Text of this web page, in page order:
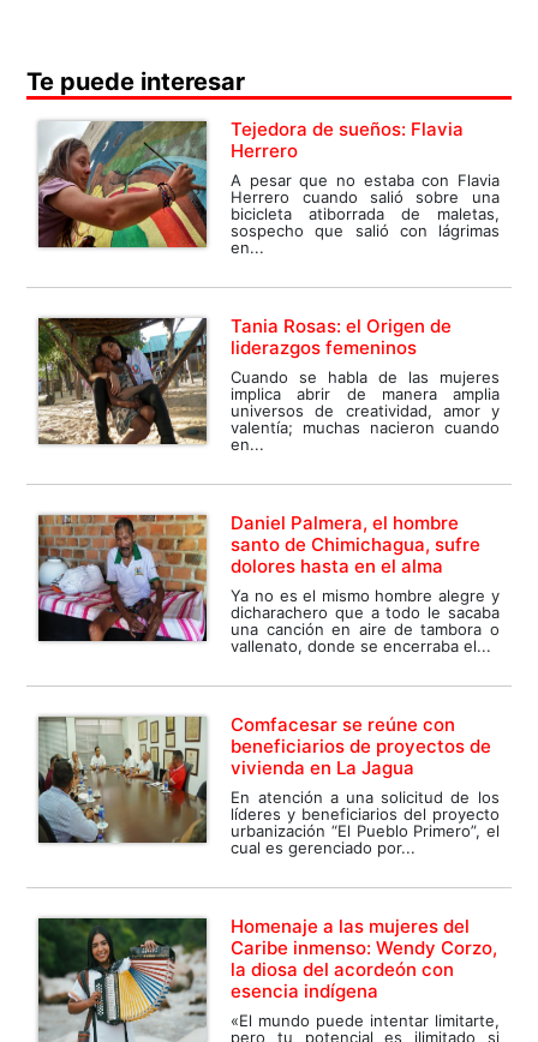
Te puede interesar
Tejedora de sueños: Flavia
Herrero
A pesar que no estaba con Flavia
Herrero cuando salió sobre una
bicicleta atiborrada de maletas,
sospecho que salió con lágrimas
en...
Tania Rosas: el Origen de
liderazgos femeninos
Cuando se habla de las mujeres
implica abrir de manera amplia
universos de creatividad, amor y
valentía; muchas nacieron cuando
en...
Daniel Palmera, el hombre
santo de Chimichagua, sufre
dolores hasta en el alma
Ya no es el mismo hombre alegre y
dicharachero que a todo le sacaba
una canción en aire de tambora o
vallenato, donde se encerraba el...
Comfacesar se reúne con
beneficiarios de proyectos de
vivienda en La Jagua
En atención a una solicitud de los
líderes y beneficiarios del proyecto
urbanización “El Pueblo Primero”, el
cual es gerenciado por...
Homenaje a las mujeres del
Caribe inmenso: Wendy Corzo,
la diosa del acordeón con
esencia indígena
«El mundo puede intentar limitarte,
pero tu potencial es ilimitado si